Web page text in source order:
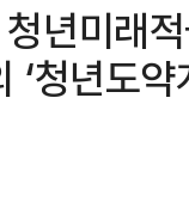
년미래
‘청년도